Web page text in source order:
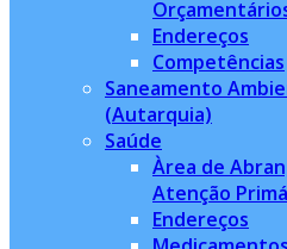
Endereços
Competências
Saneamento
(Autarquia)
Saúde
Àrea de
Atenção
Endereços